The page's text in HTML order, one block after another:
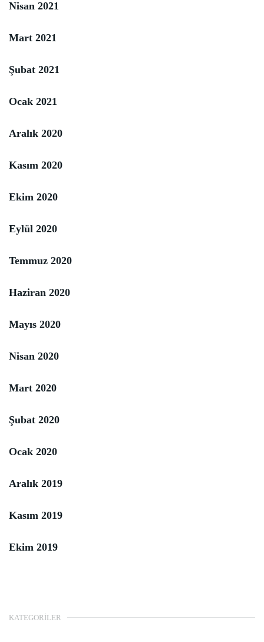
Nisan 2021
Mart 2021
Şubat 2021
Ocak 2021
Aralık 2020
Kasım 2020
Ekim 2020
Eylül 2020
Temmuz 2020
Haziran 2020
Mayıs 2020
Nisan 2020
Mart 2020
Şubat 2020
Ocak 2020
Aralık 2019
Kasım 2019
Ekim 2019
KATEGORILER